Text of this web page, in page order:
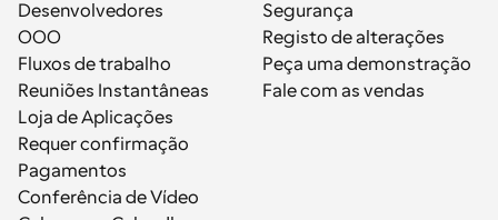
Desenvolvedores
OOO
Fluxos de trabalho
Reuniões Instantâneas
Loja de Aplicações
Requer confirmação
Pagamentos
Conferência de Vídeo
Segurança
Registo de alterações
Peça uma demonstração
Fale com as vendas